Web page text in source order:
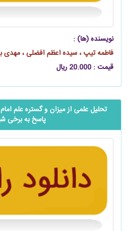
نویسنده (ها) :
فاطمه تیپ ، سیده اعظم افضلی ، مهدی
قیمت : 20.000 ریال
تحلیل علمی از میزان و گستره علم
پاسخ به برخی